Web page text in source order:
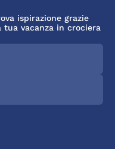
ispirazione grazie
vacanza in crociera